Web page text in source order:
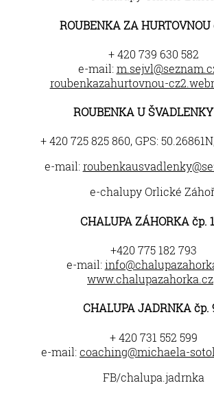
ROUBENKA ZA HURTOVNOU
+ 420 739 630 582
e-mail:
roubenkazahurtovnou-
ROUBENKA U
+ 420 725 825 860, GPS:
e-mail:
e-chalupy Orlické
CHALUPA ZÁHORKA čp.
+420 775 182 793
e-mail:
www.chalupazahorka.cz
CHALUPA JADRNKA čp.
+ 420 731 552 599
e-mail: coaching@michaela-
FB/chalupa.jadrnka